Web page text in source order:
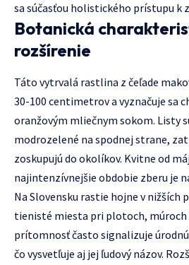
sa súčasťou holistického prístupu k
Botanická
rozšírenie
Táto vytrvalá rastlina z čeľade
30-100 centimetrov a vyznačuje sa
oranžovým mliečnym sokom. Listy
modrozelené na spodnej strane,
zoskupujú do okolíkov. Kvitne od
najintenzívnejšie obdobie zberu je
Na Slovensku rastie hojne v nižších
tienisté miesta pri plotoch, múroch
prítomnosť často signalizuje
čo vysvetľuje aj jej ľudový názov.